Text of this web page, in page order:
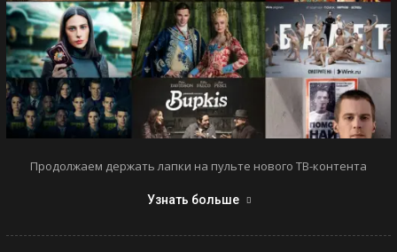
Продолжаем держать лапки на пульте нового ТВ-контента
Узнать больше